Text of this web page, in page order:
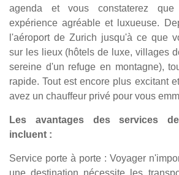
agenda et vous constaterez
expérience agréable et luxueuse.
l'aéroport de Zurich jusqu'à ce que
sur les lieux (hôtels de luxe, villages
sereine d'un refuge en montagne),
rapide. Tout est encore plus excitant
avez un chauffeur privé pour vous
Les avantages des services
incluent :
Service porte à porte : Voyager
une destination nécessite les